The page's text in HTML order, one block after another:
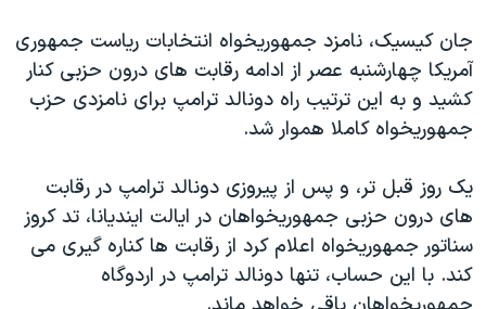
دادگاه حمید نوری
چهل سال گروگان‌گیری
قانون شفافیت دارائی کادر رهبری ایران
اسرائیل در جنگ
نرگس محمدی برنده جایزه نوبل صلح
همایش محافظه‌کاران آمریکا «سی‌پک»
جان کیسیک، نامزد جمهوریخواه انتخابات ریاست جمهوری
آمریکا چهارشنبه عصر از ادامه رقابت های درون حزبی کنار
کشید و به این ترتیب راه دونالد ترامپ برای نامزدی حزب
جمهوریخواه کاملا هموار شد.
یک روز قبل تر، و پس از پیروزی دونالد ترامپ در رقابت
های درون حزبی جمهوریخواهان در ایالت ایندیانا، تد کروز
سناتور جمهوریخواه اعلام کرد از رقابت ها کناره گیری می
کند. با این حساب، تنها دونالد ترامپ در اردوگاه